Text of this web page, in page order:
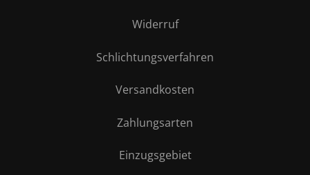
Widerruf
Schlichtungsverfahren
Versandkosten
Zahlungsarten
Einzugsgebiet